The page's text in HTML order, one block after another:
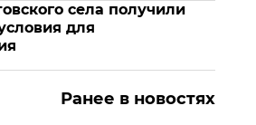
села получили
для
Ранее в новостях